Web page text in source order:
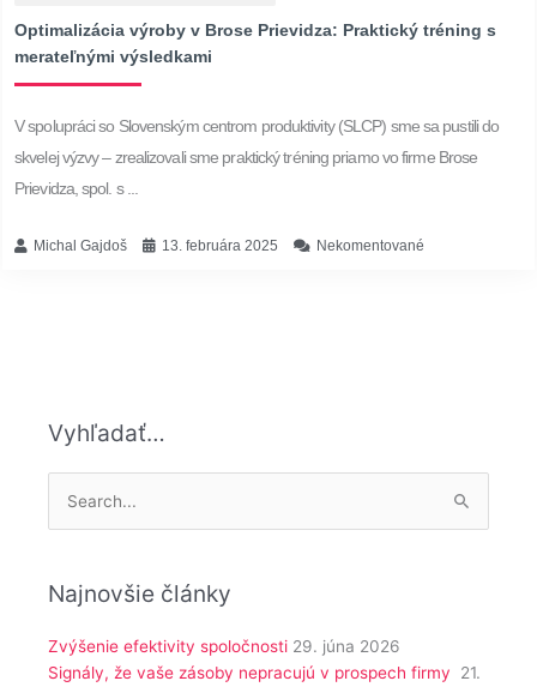
Optimalizácia výroby v Brose Prievidza: Praktický tréning s
merateľnými výsledkami
V spolupráci so Slovenským centrom produktivity (SLCP) sme sa pustili do
skvelej výzvy – zrealizovali sme praktický tréning priamo vo firme Brose
Prievidza, spol. s ...
Michal Gajdoš 13. februára 2025 Nekomentované
Vyhľadať…
Vyhľadať:
Najnovšie články
Zvýšenie efektivity spoločnosti 29. júna 2026
Signály, že vaše zásoby nepracujú v prospech firmy
21.